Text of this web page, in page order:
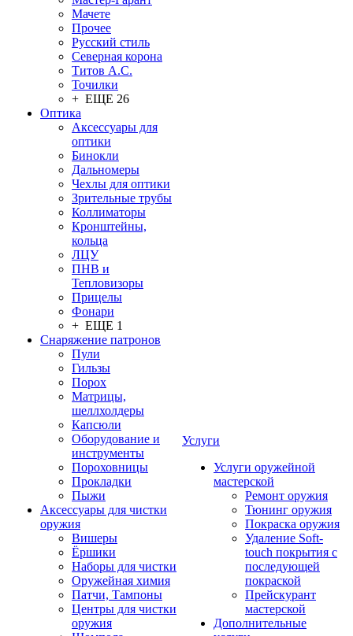
Мачете
Прочее
Русский стиль
Северная корона
Титов А.С.
Точилки
+ ЕЩЕ 26
Оптика
Аксессуары для
оптики
Бинокли
Дальномеры
Чехлы для оптики
Зрительные трубы
Коллиматоры
Кронштейны,
кольца
ЛЦУ
ПНВ и
Тепловизоры
Прицелы
Фонари
+ ЕЩЕ 1
Снаряжение патронов
Пули
Гильзы
Порох
Матрицы,
шеллхолдеры
Капсюли
Оборудование и
инструменты
Пороховницы
Прокладки
Пыжи
Аксессуары для чистки
оружия
Вишеры
Ёршики
Наборы для чистки
Оружейная химия
Патчи, Тампоны
Центры для чистки
оружия
Услуги
Услуги оружейной
мастерской
Ремонт оружия
Тюнинг оружия
Покраска оружия
Удаление Soft-
touch покрытия с
последующей
покраской
Прейскурант
мастерской
Дополнительные